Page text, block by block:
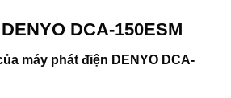
DCA-150ESM
máy phát điện DENYO DCA-